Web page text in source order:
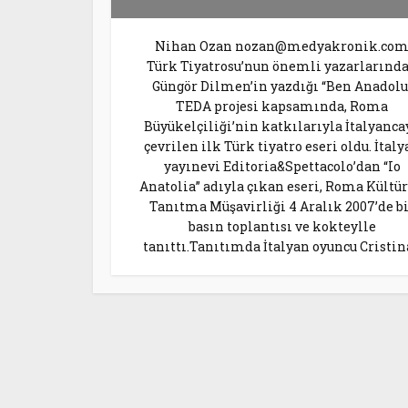
Nihan Ozan nozan@medyakronik.com
Türk Tiyatrosu’nun önemli
Güngör Dilmen’in yazdığı “Ben
TEDA projesi kapsamında, Roma
Büyükelçiliği’nin katkılarıyla
çevrilen ilk Türk tiyatro eseri oldu.
yayınevi Editoria&Spettacolo’dan “Io
Anatolia” adıyla çıkan eseri, Roma
Tanıtma Müşavirliği 4 Aralık 2007’de
basın toplantısı ve kokteylle
tanıttı.Tanıtımda İtalyan oyuncu